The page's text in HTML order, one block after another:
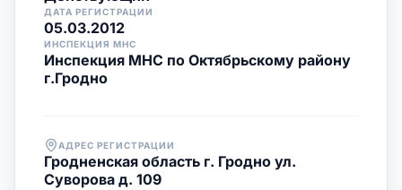
ДАТА РЕГИСТРАЦИИ
05.03.2012
ИНСПЕКЦИЯ МНС
Инспекция МНС по Октябрьскому району
г.Гродно
АДРЕС РЕГИСТРАЦИИ
Гродненская область г. Гродно ул.
Суворова д. 109